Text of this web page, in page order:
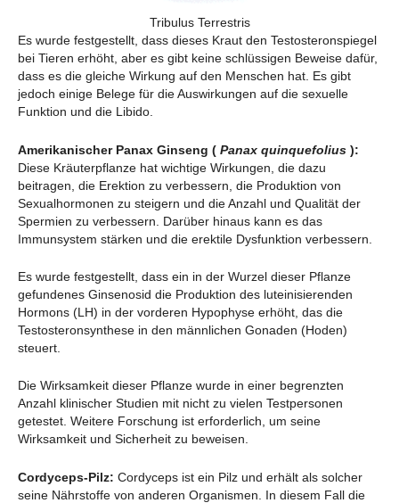
Tribulus Terrestris
Es wurde festgestellt, dass dieses Kraut den Testosteronspiegel
bei Tieren erhöht, aber es gibt keine schlüssigen Beweise dafür,
dass es die gleiche Wirkung auf den Menschen hat. Es gibt
jedoch einige Belege für die Auswirkungen auf die sexuelle
Funktion und die Libido.
Amerikanischer Panax Ginseng ( Panax quinquefolius ):
Diese Kräuterpflanze hat wichtige Wirkungen, die dazu
beitragen, die Erektion zu verbessern, die Produktion von
Sexualhormonen zu steigern und die Anzahl und Qualität der
Spermien zu verbessern. Darüber hinaus kann es das
Immunsystem stärken und die erektile Dysfunktion verbessern.
Es wurde festgestellt, dass ein in der Wurzel dieser Pflanze
gefundenes Ginsenosid die Produktion des luteinisierenden
Hormons (LH) in der vorderen Hypophyse erhöht, das die
Testosteronsynthese in den männlichen Gonaden (Hoden)
steuert.
Die Wirksamkeit dieser Pflanze wurde in einer begrenzten
Anzahl klinischer Studien mit nicht zu vielen Testpersonen
getestet. Weitere Forschung ist erforderlich, um seine
Wirksamkeit und Sicherheit zu beweisen.
Cordyceps-Pilz: Cordyceps ist ein Pilz und erhält als solcher
seine Nährstoffe von anderen Organismen. In diesem Fall die